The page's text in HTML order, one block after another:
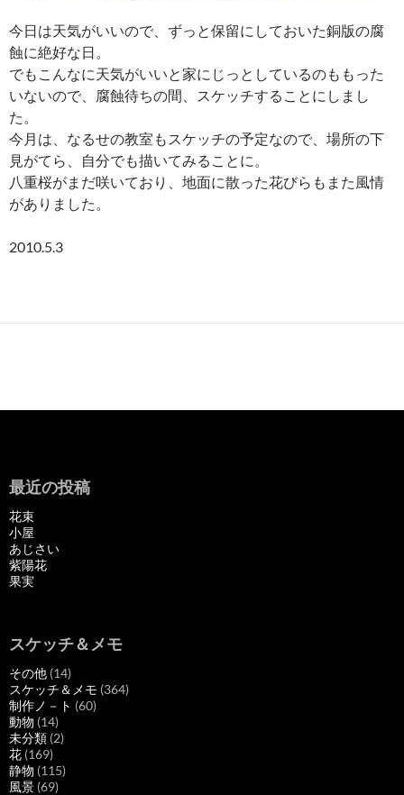
今日は天気がいいので、ずっと保留にしておいた銅版の腐
蝕に絶好な日。
でもこんなに天気がいいと家にじっとしているのももった
いないので、腐蝕待ちの間、スケッチすることにしまし
た。
今月は、なるせの教室もスケッチの予定なので、場所の下
見がてら、自分でも描いてみることに。
八重桜がまだ咲いており、地面に散った花びらもまた風情
がありました。
2010.5.3
最近の投稿
花束
小屋
あじさい
紫陽花
果実
スケッチ＆メモ
その他 (14)
スケッチ＆メモ (364)
制作ノ－ト (60)
動物 (14)
未分類 (2)
花 (169)
静物 (115)
風景 (69)